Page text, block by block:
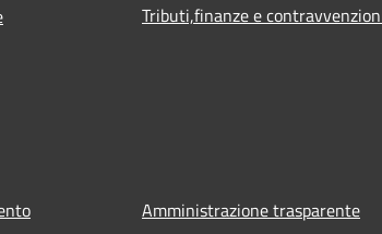
Tributi,finanze e
Amministrazione trasparente